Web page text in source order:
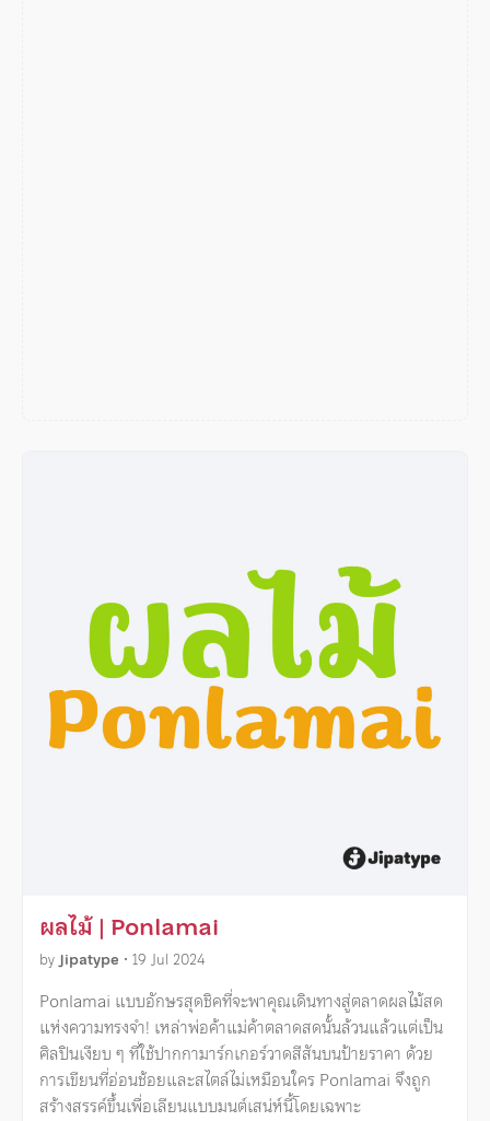
ผลไม้ | Ponlamai
byJipatype • 19 Jul 2024
Ponlamai แบบอักษรสุดชิคที่จะพาคุณเดินทางสู่ตลาดผลไม้สด
แห่งความทรงจำ! เหล่าพ่อค้าแม่ค้าตลาดสดนั้นล้วนแล้วแต่เป็น
ศิลปินเงียบ ๆ ที่ใช้ปากกามาร์กเกอร์วาดสีสันบนป้ายราคา ด้วย
การเขียนที่อ่อนช้อยและสไตล์ไม่เหมือนใคร Ponlamai จึงถูก
สร้างสรรค์ขึ้นเพื่อเลียนแบบมนต์เสน่ห์นี้โดยเฉพาะ